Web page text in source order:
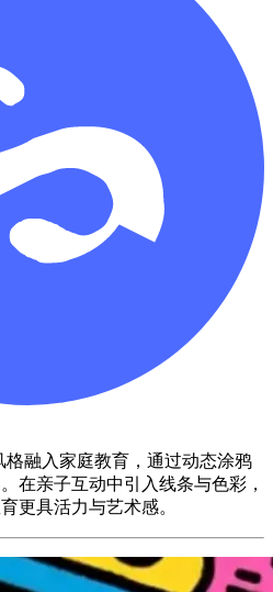
格融入家庭教育，通过动态涂鸦
在亲子互动中引入线条与色彩，
更具活力与艺术感。